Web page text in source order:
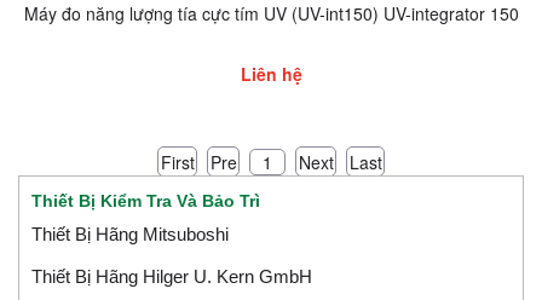
Máy đo năng lượng tía cực tím UV (UV-int150) UV-integrator 150
Liên hệ
First Pre 1 Next Last
Thiết Bị Kiểm Tra Và Bảo Trì
Thiết Bị Hãng Mitsuboshi
Thiết Bị Hãng Hilger U. Kern GmbH